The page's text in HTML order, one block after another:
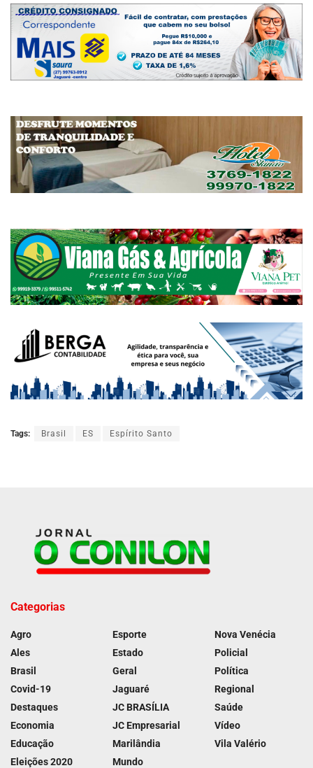
Tags: Brasil ES Espírito Santo
Categorias
Agro
Ales
Brasil
Covid-19
Destaques
Economia
Educação
Eleições 2020
Esporte
Estado
Geral
Jaguaré
JC BRASÍLIA
JC Empresarial
Marilândia
Mundo
Nova Venécia
Policial
Política
Regional
Saúde
Vídeo
Vila Valério